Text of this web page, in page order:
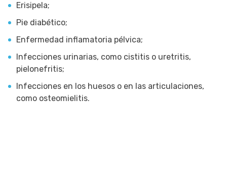
Erisipela;
Pie diabético;
Enfermedad inflamatoria pélvica;
Infecciones urinarias, como cistitis o uretritis,
pielonefritis;
Infecciones en los huesos o en las articulaciones,
como osteomielitis.